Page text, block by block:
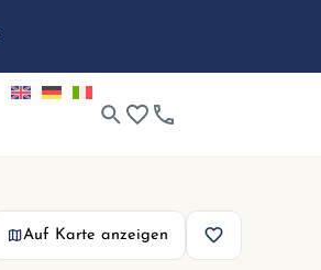
Auf Karte anzeigen